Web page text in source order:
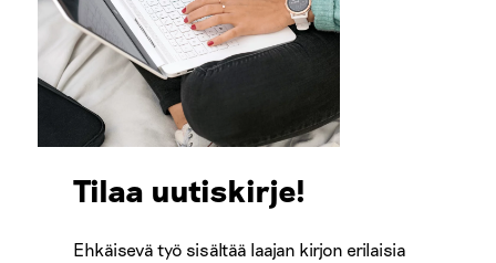
Tilaa uutiskirje!
Ehkäisevä työ sisältää laajan kirjon erilaisia